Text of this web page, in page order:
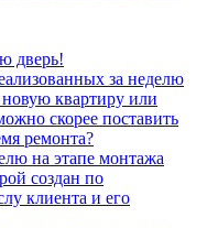
дверь!
за неделю
квартиру или
скорее поставить
ремонта?
на этапе монтажа
создан по
клиента и его